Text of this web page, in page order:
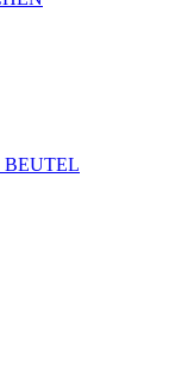
BEUTEL